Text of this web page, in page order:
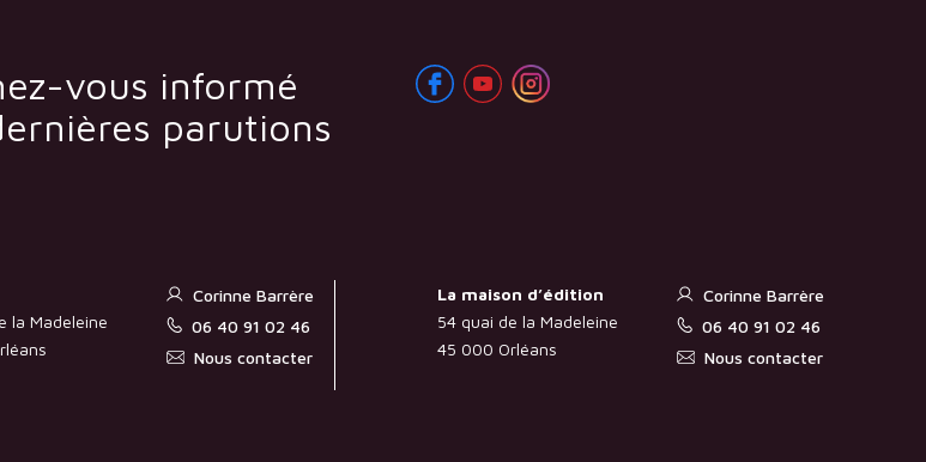
vous informé
parutions
la Madeleine
Corinne Barrère
06 40 91 02 46
Nous contacter
La maison d’édition
54 quai de la Madeleine
45 000 Orléans
Corinne Barrère
06 40 91 02 46
Nous contacter